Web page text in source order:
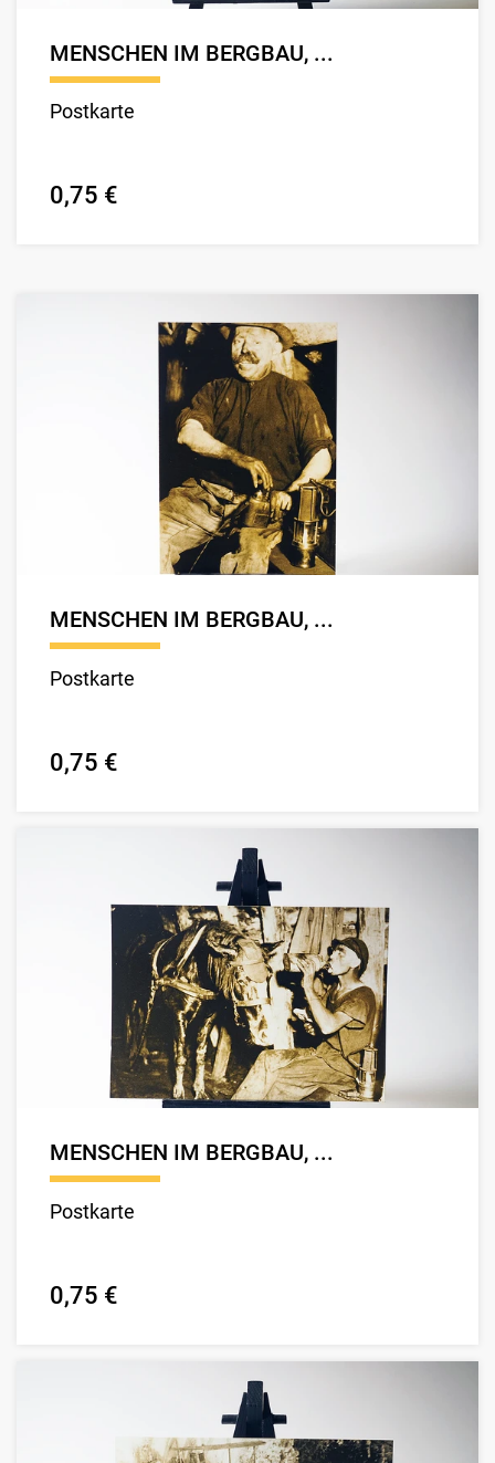
MENSCHEN IM BERGBAU, ...
Postkarte
0,75 €
MENSCHEN IM BERGBAU, ...
Postkarte
0,75 €
MENSCHEN IM BERGBAU, ...
Postkarte
0,75 €